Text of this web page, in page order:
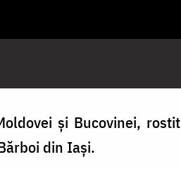
și Bucovinei, rostit
din Iași.